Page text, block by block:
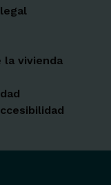
la vivienda